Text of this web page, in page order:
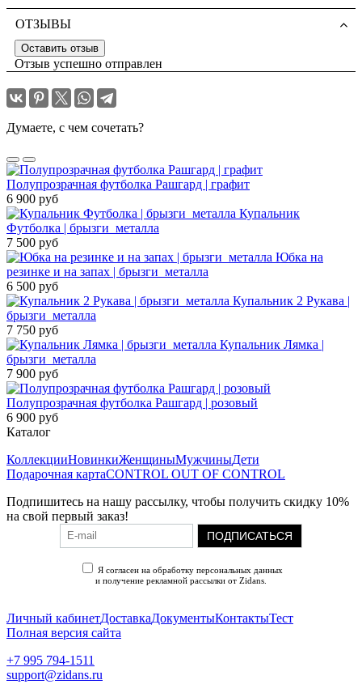
ОТЗЫВЫ
Оставить отзыв
Отзыв успешно отправлен
Думаете, с чем сочетать?
Полупрозрачная футболка Рашгард | графит
6 900 руб
Купальник
Футболка | брызги_металла
7 500 руб
Юбка на
резинке и на запах | брызги_металла
6 500 руб
Купальник 2 Рукава |
брызги_металла
7 750 руб
Купальник Лямка |
брызги_металла
7 900 руб
Полупрозрачная футболка Рашгард | розовый
6 900 руб
Каталог
КоллекцииНовинкиЖенщиныМужчиныДети
Подарочная картаCONTROL OUT OF CONTROL
Подпишитесь на нашу рассылку, чтобы получить скидку 10%
на свой первый заказ!
ПОДПИСАТЬСЯ
Я согласен на обработку персональных данных
и получение рекламной рассылки от Zidans.
Личный кабинетДоставкаДокументыКонтактыТест
Полная версия сайта
+7 995 794-1511
support@zidans.ru